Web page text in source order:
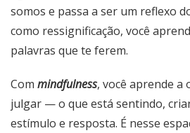
somos e passa a ser um reflexo
como ressignificação, você
palavras que te ferem.
Com mindfulness, você aprende
julgar — o que está sentindo,
estímulo e resposta. É nesse